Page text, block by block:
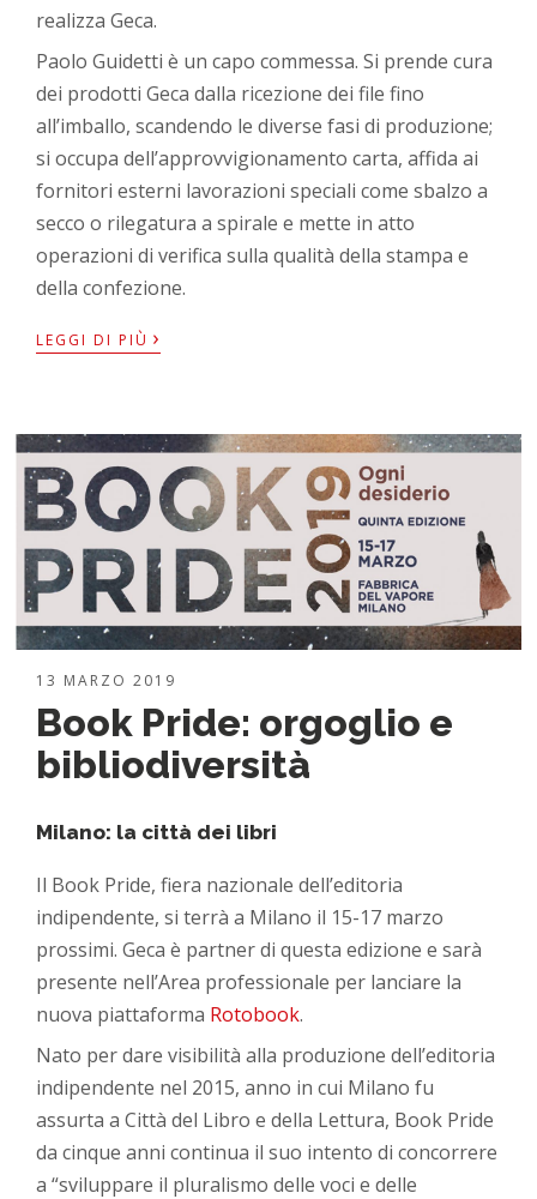
realizza Geca.
Paolo Guidetti è un capo commessa. Si prende cura
dei prodotti Geca dalla ricezione dei file fino
all’imballo, scandendo le diverse fasi di produzione;
si occupa dell’approvvigionamento carta, affida ai
fornitori esterni lavorazioni speciali come sbalzo a
secco o rilegatura a spirale e mette in atto
operazioni di verifica sulla qualità della stampa e
della confezione.
LEGGI DI PIÙ ›
13 MARZO 2019
Book Pride: orgoglio e
bibliodiversità
Milano: la città dei libri
Il Book Pride, fiera nazionale dell’editoria
indipendente, si terrà a Milano il 15-17 marzo
prossimi. Geca è partner di questa edizione e sarà
presente nell’Area professionale per lanciare la
nuova piattaforma Rotobook.
Nato per dare visibilità alla produzione dell’editoria
indipendente nel 2015, anno in cui Milano fu
assurta a Città del Libro e della Lettura, Book Pride
da cinque anni continua il suo intento di concorrere
a “sviluppare il pluralismo delle voci e delle